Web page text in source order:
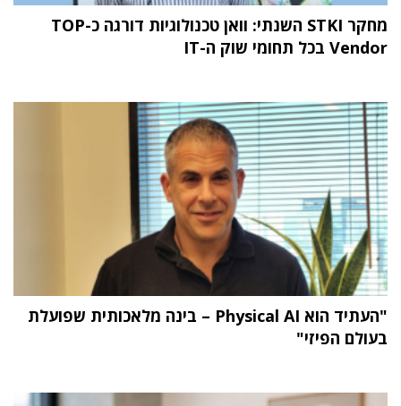
מחקר STKI השנתי: וואן טכנולוגיות דורגה כ-TOP
Vendor בכל תחומי שוק ה-IT
"העתיד הוא Physical AI – בינה מלאכותית שפועלת
בעולם הפיזי"